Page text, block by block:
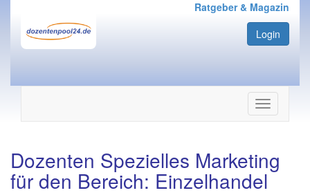
Ratgeber & Magazin
Login
Navigation
ein-/
Dozenten Spezielles Marketing
für den Bereich: Einzelhandel